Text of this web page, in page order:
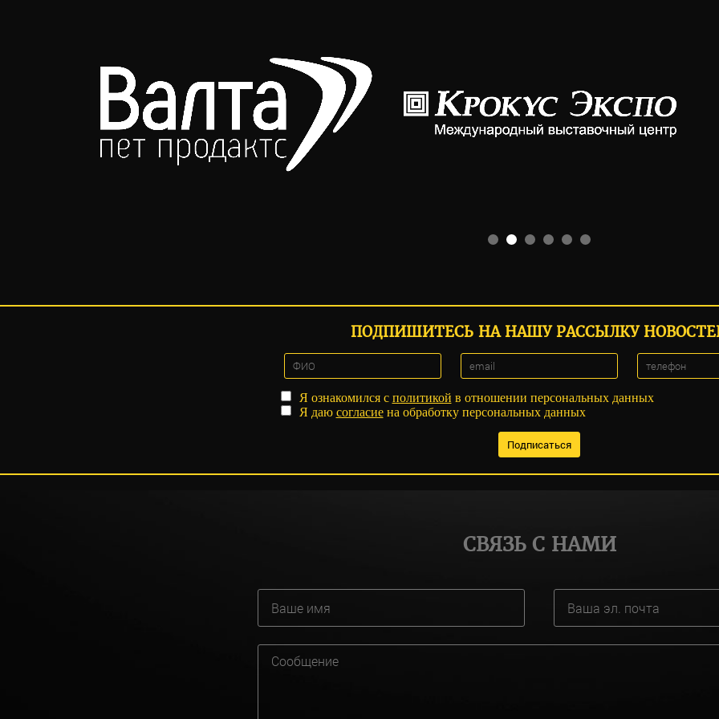
ПОДПИШИТЕСЬ НА НАШУ РАССЫЛКУ
Я ознакомился с политикой в отношении персональных данных
Я даю согласиена обработку персональных данных
СВЯЗЬ С НАМИ